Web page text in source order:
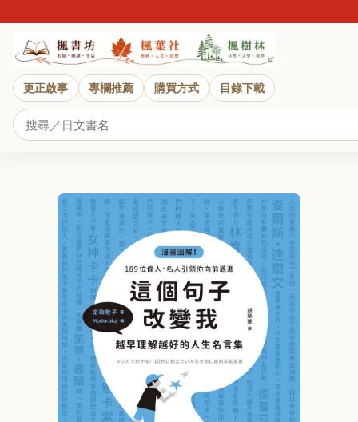
更正啟事 專欄推薦 購買方式 目錄下載